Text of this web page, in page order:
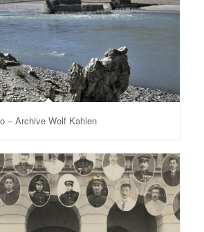
– Archive Wolf Kahlen